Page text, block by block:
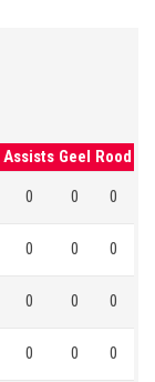
Assists Geel Rood
0 0 0
0 0 0
0 0 0
0 0 0